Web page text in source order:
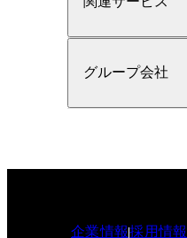
グループ会社
企業情報採用情報